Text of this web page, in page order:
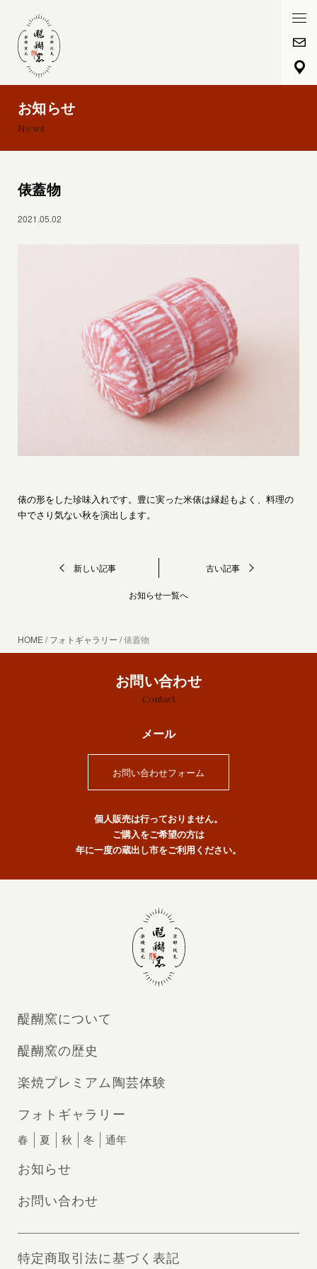
HOME
醍醐窯について
フォトギャラリー
アクセスマップ
〒601-1325 京都市伏見区醍醐東大路町20-5
お知らせ
News
俵蓋物
2021.05.02
俵の形をした珍味入れです。豊に実った米俵は縁起もよく、料理の
中でさり気ない秋を演出します。
新しい記事
お知らせ一覧へ
古い記事
HOME フォトギャラリー 俵蓋物
お問い合わせ
Contact
メール
お問い合わせフォーム
個人販売は行っておりません。
ご購入をご希望の方は
年に一度の蔵出し市をご利用ください。
醍醐窯について
醍醐窯の歴史
楽焼プレミアム陶芸体験
フォトギャラリー
春 夏 秋 冬 通年
お知らせ
お問い合わせ
特定商取引法に基づく表記